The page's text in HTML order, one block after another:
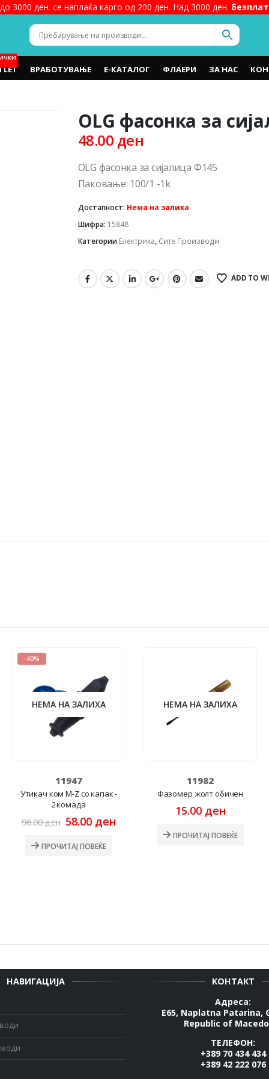
3000 ден. се наплаќа карго од 200 ден. Над 3000 ден.
ВРАБОТУВАЊЕ Е-КАТАЛОГ ФЛАЕРИ ЗА НАС
OLG фасонка за
48.00 ден
OLG фасонка за сијалица Ф145
Паковање: 100/1 -1k
Достапност: Нема на залиха
Шифра: 15848
Категории Електрика, Сите Производи
ADD TO
ден.
-40%
НЕМА НА ЗАЛИХА
11947
Утикач ком M-Z со капак -
2комада
96.00ден Original
was:
96.00 ден.
58.00 ден
ПРОЧИТАЈ ПОВЕЌЕ
НЕМА НА ЗАЛИХА
11982
Фазомер жолт обичен
15.00 ден
ПРОЧИТАЈ ПОВЕЌЕ
НАВИГАЦИЈА
КОНТАКТ
Адреса:
E65, Naplatna Patarina,
Republic of
ТЕЛЕФОН:
+389 70 434 434
+389 42 222 076